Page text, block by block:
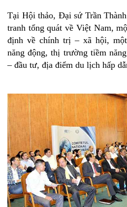
Tại Hội thảo, Đại sứ Trần
tranh tổng quát về Việt Nam,
định về chính trị – xã hội,
năng động, thị trường tiềm
– đầu tư, địa điểm du lịch hấp